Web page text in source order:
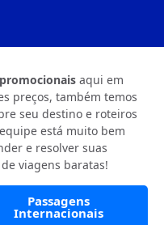
aqui em
preços, também temos
seu destino e roteiros
está muito bem
e resolver suas
viagens baratas!
Passagens
Internacionais